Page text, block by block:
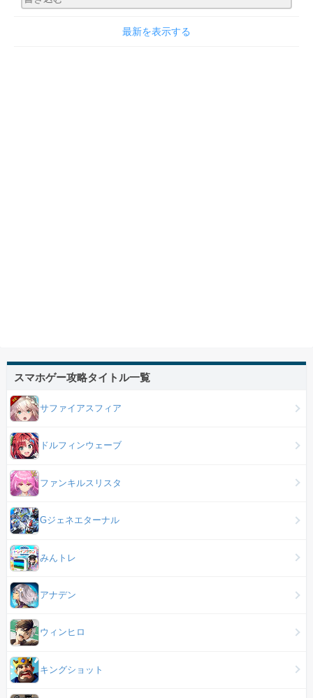
最新を表示する
スマホゲー攻略タイトル一覧
サファイアスフィア
ドルフィンウェーブ
ファンキルスリスタ
Gジェネエターナル
みんトレ
アナデン
ウィンヒロ
キングショット